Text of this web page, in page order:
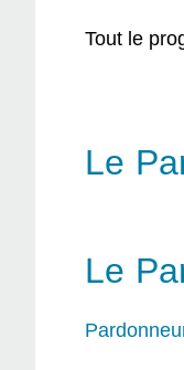
Tout le
Le
Le